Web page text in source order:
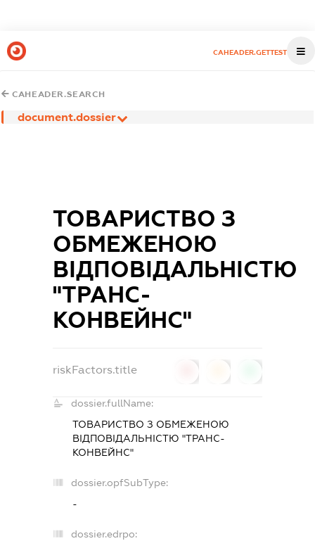
CAHEADER.GETTEST
CAHEADER.SEARCH
document.dossier
ТОВАРИСТВО З
ОБМЕЖЕНОЮ
ВІДПОВІДАЛЬНІСТЮ
"ТРАНС-
КОНВЕЙНС"
riskFactors.title
dossier.fullName:
ТОВАРИСТВО З ОБМЕЖЕНОЮ
ВІДПОВІДАЛЬНІСТЮ "ТРАНС-
КОНВЕЙНС"
dossier.opfSubType:
-
dossier.edrpo: